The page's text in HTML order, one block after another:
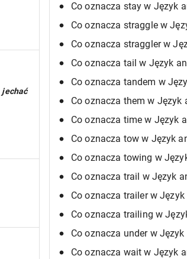
jechać
Co oznacza stay w Język
Co oznacza straggle w
Co oznacza straggler w
Co oznacza tail w Język
Co oznacza tandem w
Co oznacza them w Język
Co oznacza time w Język
Co oznacza tow w Język
Co oznacza towing w
Co oznacza trail w Język
Co oznacza trailer w
Co oznacza trailing w
Co oznacza under w
Co oznacza wait w Język